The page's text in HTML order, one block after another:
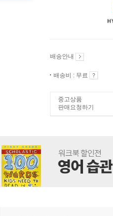
배송안내
배송비 : 무료
중고상품
판매요청하기